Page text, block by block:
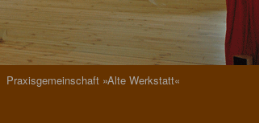
Praxisgemeinschaft »Alte Werkstatt«